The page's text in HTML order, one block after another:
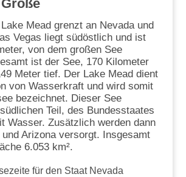
Mead grenzt an Nevada und
Vegas liegt südöstlich und ist
von dem großen See
ist der See, 170 Kilometer
Meter tief. Der Lake Mead dient
von Wasserkraft und wird somit
bezeichnet. Dieser See
Teil, des Bundesstaates
Wasser. Zusätzlich werden dann
Arizona versorgt. Insgesamt
6.053 km².
für den Staat Nevada